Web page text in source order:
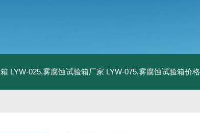
LYW-025,雾腐蚀试验箱厂家 LYW-075,雾腐蚀试验箱价格